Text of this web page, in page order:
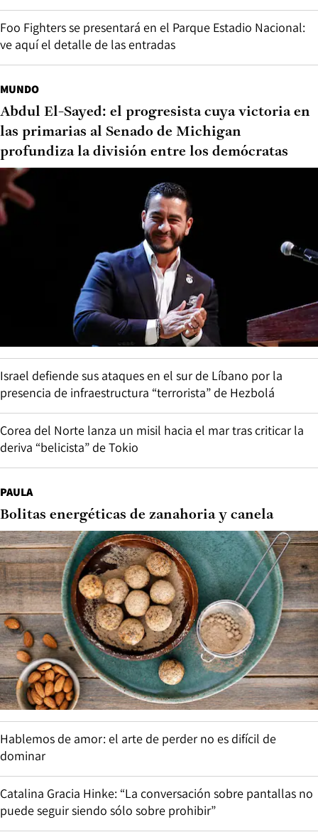
Foo Fighters se presentará en el Parque Estadio Nacional:
ve aquí el detalle de las entradas
MUNDO
Abdul El-Sayed: el progresista cuya victoria en
las primarias al Senado de Michigan
profundiza la división entre los demócratas
Israel defiende sus ataques en el sur de Líbano por la
presencia de infraestructura “terrorista” de Hezbolá
Corea del Norte lanza un misil hacia el mar tras criticar la
deriva “belicista” de Tokio
PAULA
Bolitas energéticas de zanahoria y canela
Hablemos de amor: el arte de perder no es difícil de
dominar
Catalina Gracia Hinke: “La conversación sobre pantallas no
puede seguir siendo sólo sobre prohibir”